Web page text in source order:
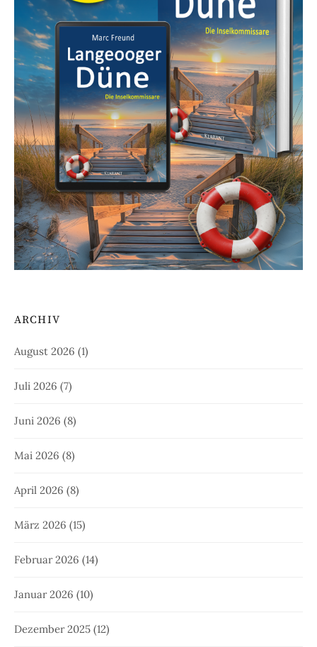
ARCHIV
August 2026 (1)
Juli 2026 (7)
Juni 2026 (8)
Mai 2026 (8)
April 2026 (8)
März 2026 (15)
Februar 2026 (14)
Januar 2026 (10)
Dezember 2025 (12)